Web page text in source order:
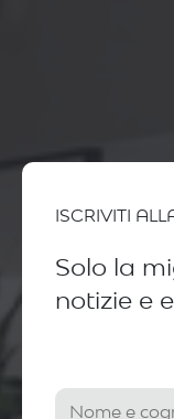
ISCRIVITI
Solo la
notizie e